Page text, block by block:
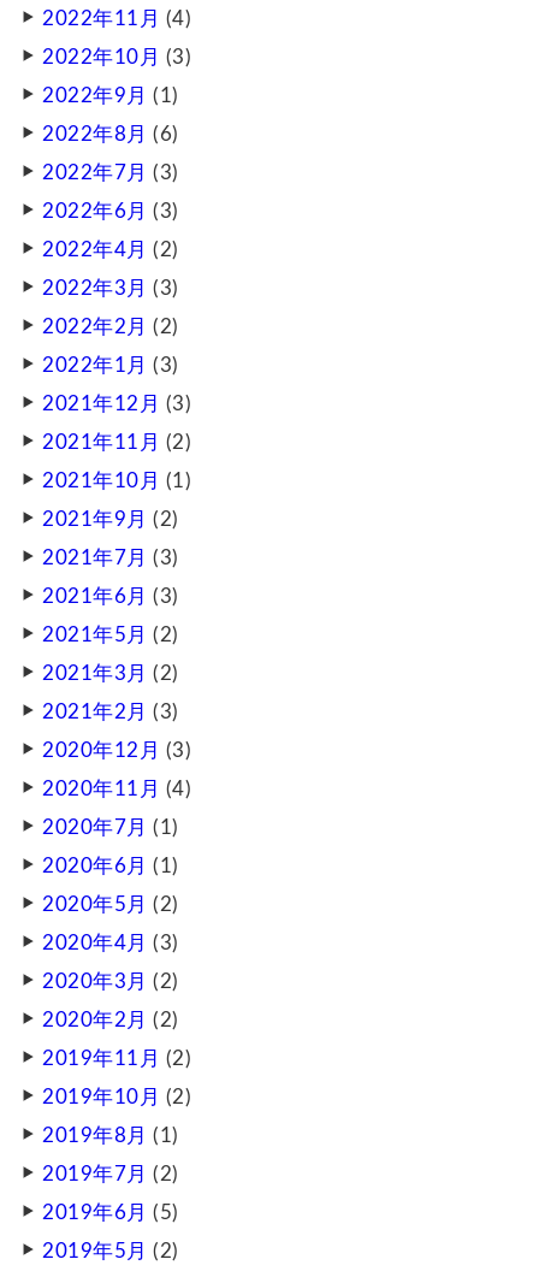
2022年11月 (4)
2022年10月 (3)
2022年9月 (1)
2022年8月 (6)
2022年7月 (3)
2022年6月 (3)
2022年4月 (2)
2022年3月 (3)
2022年2月 (2)
2022年1月 (3)
2021年12月 (3)
2021年11月 (2)
2021年10月 (1)
2021年9月 (2)
2021年7月 (3)
2021年6月 (3)
2021年5月 (2)
2021年3月 (2)
2021年2月 (3)
2020年12月 (3)
2020年11月 (4)
2020年7月 (1)
2020年6月 (1)
2020年5月 (2)
2020年4月 (3)
2020年3月 (2)
2020年2月 (2)
2019年11月 (2)
2019年10月 (2)
2019年8月 (1)
2019年7月 (2)
2019年6月 (5)
2019年5月 (2)